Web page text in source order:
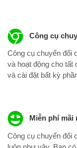
Công cụ
Công cụ chuyển đổi
và hoạt động cho tất
và cài đặt bất kỳ
Miễn phí mãi
Công cụ chuyển đổi